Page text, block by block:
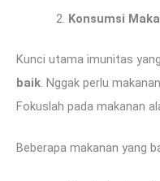
Konsumsi
Kunci utama imunitas
baik. Nggak perlu
Fokuslah pada makanan
Beberapa makanan yang